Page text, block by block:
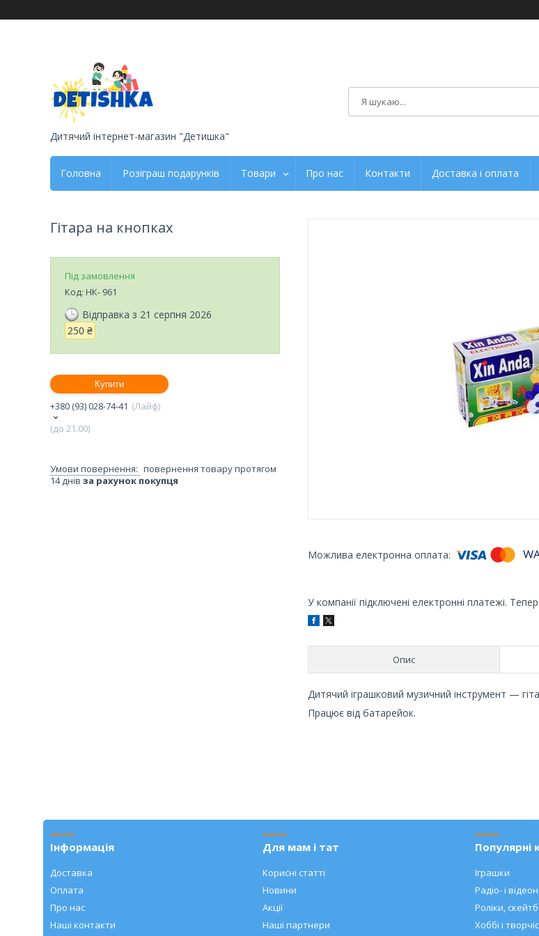
Дитячий інтернет-магазин "Детишка"
Головна Розіграш подарунків Товари Про нас Контакти Доставка і оплата
У компанії підключені електронні платежі.
Опис
Дитячий іграшковий музичний інструмент —
Працює від батарейок.
Гітара на кнопках
Під замовлення
Код: НК- 961
Відправка з 21 серпня 2026
250 ₴
Купити
+380 (93) 028-74-41
Лайф
(до 21.00)
повернення товару протягом
14 днів за рахунок покупця
Інформація
Доставка
Оплата
Про нас
Наші контакти
Для мам і тат
Корисні статті
Новини
Акції
Наші партнери
Популярні
Іграшки
Радіо- і
Роліки,
Хоббі і